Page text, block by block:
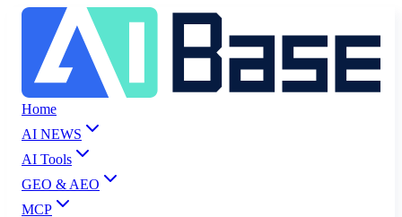
Home
AI NEWS
AI Tools
GEO & AEO
MCP